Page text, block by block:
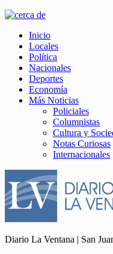
Inicio
Locales
Política
Nacionales
Deportes
Economía
Más Noticias
Policiales
Columnistas
Cultura y
Notas Curiosas
Internacionales
Diario La Ventana | San